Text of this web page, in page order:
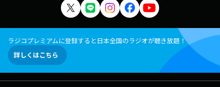
ラジコプレミアムに登録すると日本全国のラジオが聴き放題！
詳しくはこちら